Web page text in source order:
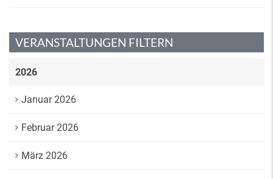
VERANSTALTUNGEN FILTERN
2026
Januar 2026
Februar 2026
März 2026